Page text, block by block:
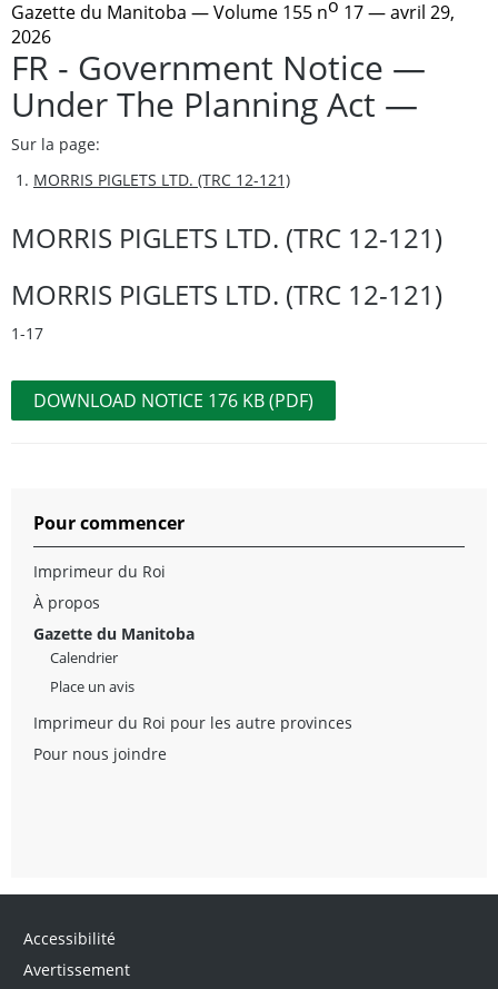
Gazette du Manitoba — Volume 155 no 17 — avril 29,
2026
FR - Government Notice —
Under The Planning Act —
Sur la page:
MORRIS PIGLETS LTD. (TRC 12-121)
MORRIS PIGLETS LTD. (TRC 12-121)
MORRIS PIGLETS LTD. (TRC 12-121)
1-17
DOWNLOAD NOTICE 176 KB (PDF)
Pour commencer
Imprimeur du Roi
À propos
Gazette du Manitoba
Calendrier
Place un avis
Imprimeur du Roi pour les autre provinces
Pour nous joindre
Accessibilité
Avertissement